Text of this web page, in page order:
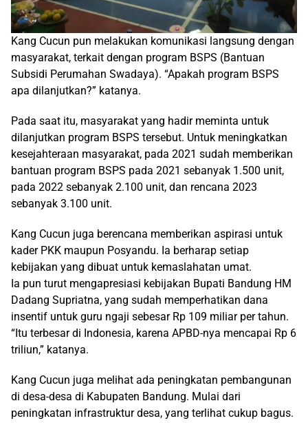
Kang Cucun pun melakukan komunikasi langsung dengan
masyarakat, terkait dengan program BSPS (Bantuan
Subsidi Perumahan Swadaya). “Apakah program BSPS
apa dilanjutkan?” katanya.
Pada saat itu, masyarakat yang hadir meminta untuk
dilanjutkan program BSPS tersebut. Untuk meningkatkan
kesejahteraan masyarakat, pada 2021 sudah memberikan
bantuan program BSPS pada 2021 sebanyak 1.500 unit,
pada 2022 sebanyak 2.100 unit, dan rencana 2023
sebanyak 3.100 unit.
Kang Cucun juga berencana memberikan aspirasi untuk
kader PKK maupun Posyandu. Ia berharap setiap
kebijakan yang dibuat untuk kemaslahatan umat.
Ia pun turut mengapresiasi kebijakan Bupati Bandung HM
Dadang Supriatna, yang sudah memperhatikan dana
insentif untuk guru ngaji sebesar Rp 109 miliar per tahun.
“Itu terbesar di Indonesia, karena APBD-nya mencapai Rp 6
triliun,” katanya.
Kang Cucun juga melihat ada peningkatan pembangunan
di desa-desa di Kabupaten Bandung. Mulai dari
peningkatan infrastruktur desa, yang terlihat cukup bagus.